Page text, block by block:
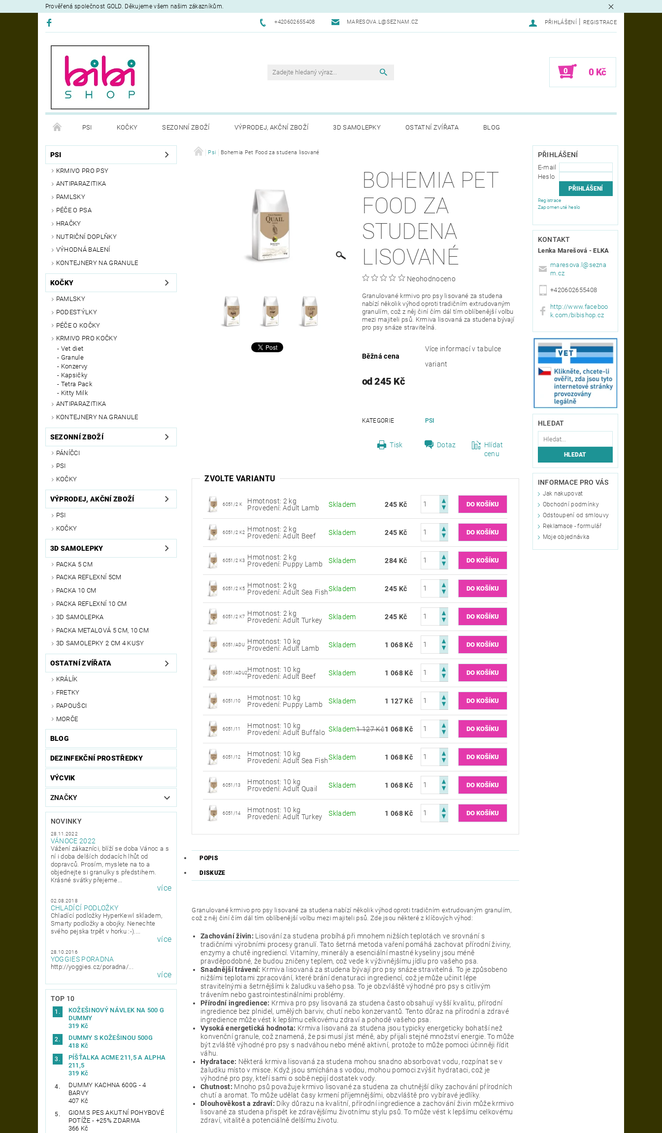
Prověřená společnost GOLD. Děkujeme všem našim zákazníkům.
+420602655408 MARESOVA.L@SEZNAM.CZ PŘIHLÁŠENÍ REGISTRACE
0 0 Kč
PSI KOČKY SEZONNÍ ZBOŽÍ VÝPRODEJ, AKČNÍ ZBOŽÍ 3D SAMOLEPKY OSTATNÍ ZVÍŘATA BLOG
DEZINFEKČNÍ PROSTŘEDKY VÝCVIK OBCHODNÍ PODMÍNKY NAPIŠTE NÁM
PSI
KRMIVO PRO PSY
ANTIPARAZITIKA
PAMLSKY
PÉČE O PSA
HRAČKY
NUTRIČNÍ DOPLŇKY
VÝHODNÁ BALENÍ
KONTEJNERY NA GRANULE
KOČKY
PAMLSKY
PODESTÝLKY
PÉČE O KOČKY
KRMIVO PRO KOČKY
Vet diet
Granule
Konzervy
Kapsičky
Tetra Pack
Kitty Milk
ANTIPARAZITIKA
KONTEJNERY NA GRANULE
SEZONNÍ ZBOŽÍ
PÁNÍČCI
PSI
KOČKY
VÝPRODEJ, AKČNÍ ZBOŽÍ
PSI
KOČKY
3D SAMOLEPKY
PACKA 5 CM
PACKA REFLEXNÍ 5CM
PACKA 10 CM
PACKA REFLEXNÍ 10 CM
3D SAMOLEPKA
PACKA METALOVÁ 5 CM, 10 CM
3D SAMOLEPKY 2 CM 4 KUSY
OSTATNÍ ZVÍŘATA
KRÁLÍK
FRETKY
PAPOUŠCI
MORČE
BLOG
DEZINFEKČNÍ PROSTŘEDKY
VÝCVIK
ZNAČKY
NOVINKY
28.11.2022
VÁNOCE 2022
Vážení zákazníci, blíží se doba Vánoc a s
ní i doba delších dodacích lhůt od
dopravců. Prosím, myslete na to a
objednejte si granulky s předstihem.
Krásné svátky přejeme...
více
02.08.2018
CHLADÍCÍ PODLOŽKY
Chladící podložky HyperKewl skladem,
Smarty podložky a obojky. Nenechte
svého pejska trpět v horku :-)....
více
28.10.2016
YOGGIES PORADNA
http://yoggies.cz/poradna/...
více
TOP 10
KOŽEŠINOVÝ NÁVLEK NA 500 G
DUMMY
319 Kč
DUMMY S KOŽEŠINOU 500G
418 Kč
PÍŠŤALKA ACME 211,5 A ALPHA
211,5
319 Kč
DUMMY KACHNA 600G - 4
BARVY
407 Kč
GIOM S PES AKUTNÍ POHYBOVÉ
POTÍŽE - +25% ZDARMA
366 Kč
Psi Bohemia Pet Food za studena lisované
BOHEMIA PET
FOOD ZA
STUDENA
LISOVANÉ
Neohodnoceno
Granulované krmivo pro psy lisované za studena
nabízí několik výhod oproti tradičním extrudovaným
granulím, což z něj činí čím dál tím oblíbenější volbu
mezi majiteli psů. Krmiva lisovaná za studena bývají
pro psy snáze stravitelná.
Běžná cena
Více informací v tabulce
variant
od 245 Kč
KATEGORIE PSI
Tisk Dotaz
Hlídat
cenu
ZVOLTE VARIANTU
6051/2 K
Hmotnost: 2 kg
Provedení: Adult Lamb
Skladem 245 Kč
6051/2 K2 Hmotnost: 2 kg
Provedení: Adult Beef
Skladem 245 Kč
6051/2 K3 Hmotnost: 2 kg
Provedení: Puppy Lamb
Skladem 284 Kč
6051/2 K5 Hmotnost: 2 kg
Provedení: Adult Sea FishSkladem 245 Kč
6051/2 K7 Hmotnost: 2 kg
Provedení: Adult Turkey
Skladem 245 Kč
6051/ADU
Hmotnost: 10 kg
Provedení: Adult Lamb
Skladem 1 068 Kč
6051/ADU2Hmotnost: 10 kg
Provedení: Adult Beef
Skladem 1 068 Kč
6051/10
Hmotnost: 10 kg
Provedení: Puppy Lamb
Skladem 1 127 Kč
6051/11
Hmotnost: 10 kg
Provedení: Adult Buffalo Skladem1 127 Kč1 068 Kč
6051/12
Hmotnost: 10 kg
Provedení: Adult Sea FishSkladem 1 068 Kč
6051/13
Hmotnost: 10 kg
Provedení: Adult Quail
Skladem 1 068 Kč
6051/14
Hmotnost: 10 kg
Provedení: Adult Turkey
Skladem 1 068 Kč
POPIS
DISKUZE
Granulované krmivo pro psy lisované za studena nabízí několik výhod oproti tradičním extrudovaným granulím,
což z něj činí čím dál tím oblíbenější volbu mezi majiteli psů. Zde jsou některé z klíčových výhod:
Zachování živin: Lisování za studena probíhá při mnohem nižších teplotách ve srovnání s
tradičními výrobními procesy granulí. Tato šetrná metoda vaření pomáhá zachovat přírodní živiny,
enzymy a chutě ingrediencí. Vitamíny, minerály a esenciální mastné kyseliny jsou méně
pravděpodobné, že budou zničeny teplem, což vede k výživnějšímu jídlu pro vašeho psa.
Snadnější trávení: Krmiva lisovaná za studena bývají pro psy snáze stravitelná. To je způsobeno
nižšími teplotami zpracování, které brání denaturaci ingrediencí, což je může učinit lépe
stravitelnými a šetrnějšími k žaludku vašeho psa. To je obzvláště výhodné pro psy s citlivým
trávením nebo gastrointestinálními problémy.
Přírodní ingredience: Krmiva pro psy lisovaná za studena často obsahují vyšší kvalitu, přírodní
ingredience bez plnidel, umělých barviv, chutí nebo konzervantů. Tento důraz na přírodní a zdravé
ingredience může vést k lepšímu celkovému zdraví a pohodě vašeho psa.
Vysoká energetická hodnota: Krmiva lisovaná za studena jsou typicky energeticky bohatší než
konvenční granule, což znamená, že psi musí jíst méně, aby přijali stejné množství energie. To může
být zvláště výhodné pro psy s nadváhou nebo méně aktivní, protože to může pomoci účinněji řídit
váhu.
Hydratace: Některá krmiva lisovaná za studena mohou snadno absorbovat vodu, rozpínat se v
žaludku místo v misce. Když jsou smíchána s vodou, mohou pomoci zvýšit hydrataci, což je
výhodné pro psy, kteří sami o sobě nepijí dostatek vody.
Chutnost: Mnoho psů považuje krmivo lisované za studena za chutnější díky zachování přírodních
chutí a aromat. To může udělat časy krmení příjemnějšími, obzvláště pro vybíravé jedlíky.
Dlouhověkost a zdraví: Díky důrazu na kvalitní, přírodní ingredience a zachování živin může krmivo
lisované za studena přispět ke zdravějšímu životnímu stylu psů. To může vést k lepšímu celkovému
zdraví, vitalitě a potenciálně delšímu životu.
PŘIHLÁŠENÍ
E-mail
Heslo
Registrace
Zapomenuté heslo
KONTAKT
Lenka Marešová - ELKA
maresova.l@sezna
m.cz
+420602655408
http://www.faceboo
k.com/bibishop.cz
HLEDAT
INFORMACE PRO VÁS
Jak nakupovat
Obchodní podmínky
Odstoupení od smlouvy
Reklamace - formulář
Moje objednávka